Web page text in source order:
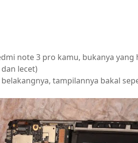
note 3 pro kamu, bukanya yang
lecet)
tampilannya bakal